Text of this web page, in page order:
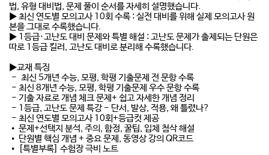
법, 유형 대비법, 문제 풀이 순서를 자세히 설명했습니다.
▶ 최신 연도별 모의고사 10회 수록 : 실전 대비를 위해 실제 모의고사 원
본을 그대로 수록했습니다.
▶ 1등급·고난도 대비 문제와 특별 해설 : 고난도 문제가 출제되는 단원은
따로 1등급 킬러, 고난도 대비로 분리해 수록했습니다.
▶교재 특징
- 최신 5개년 수능, 모평, 학평 기출문제 전 문항 수록
- 최신 8개년 수능, 모평, 학평 기출문제 우수 문항 수록
- 기출 자료로 개념 체크 문제+ 쉽고 자세한 개념 정리
- 1등급, 고난도 문제 특강 - 단서, 발상, 적용, 왜 틀렸나?
- 최신 연도별 모의고사 10회+등급컷 제공
• 문제+선택지 분석, 주의, 함정, 꿀팁, 입체 첨삭 해설
• 단원별 핵심 개념 + 중요 문제, 동영상 강의 QR코드
• [특별부록] 수험장 극비 노트